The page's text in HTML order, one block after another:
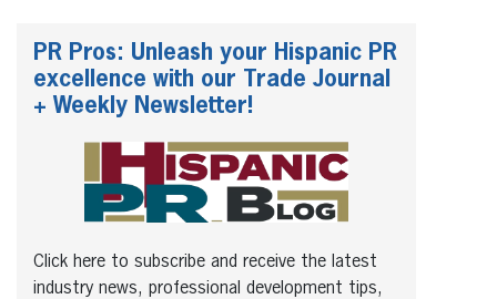
PR Pros: Unleash your Hispanic PR
excellence with our Trade Journal
+ Weekly Newsletter!
Click here to subscribe and receive the latest
industry news, professional development tips,